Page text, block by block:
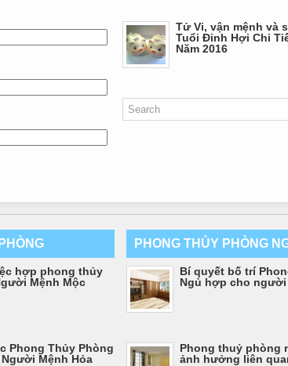
Tử Vi, vận mệnh và
Tuổi Đinh Hợi Chi
Năm 2016
hợp phong thủy
Mệnh Mộc
Phong Thủy Phòng
Mệnh Hỏa
PHONG THỦY PHÒNG
Bí quyết bố trí
Ngủ hợp cho người
Phong thuỷ phòng
ảnh hưởng liên